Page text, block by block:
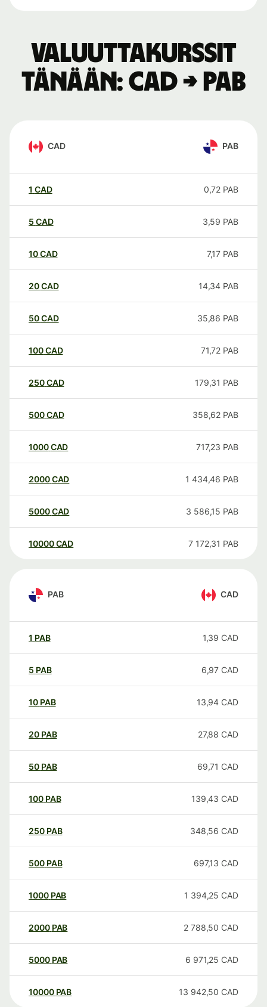
Valuuttakurssit
tänään: CAD → PAB
CAD PAB
1 CAD 0,72 PAB
5 CAD 3,59 PAB
10CAD 7,17 PAB
20CAD 14,34 PAB
50CAD 35,86 PAB
100CAD 71,72 PAB
250CAD 179,31 PAB
500CAD 358,62 PAB
1000CAD 717,23 PAB
2000CAD 1 434,46 PAB
5000CAD 3 586,15 PAB
10000 CAD 7 172,31 PAB
PAB CAD
1 PAB 1,39 CAD
5 PAB 6,97 CAD
10 PAB 13,94 CAD
20 PAB 27,88 CAD
50 PAB 69,71 CAD
100 PAB 139,43 CAD
250 PAB 348,56 CAD
500 PAB 697,13 CAD
1000 PAB 1 394,25 CAD
2000 PAB 2 788,50 CAD
5000 PAB 6 971,25 CAD
10000 PAB 13 942,50 CAD